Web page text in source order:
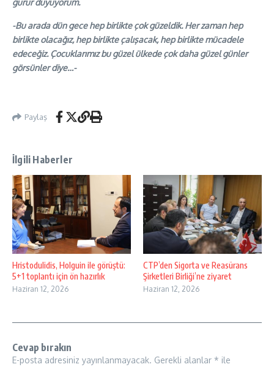
gurur duyuyorum.
-Bu arada dün gece hep birlikte çok güzeldik. Her zaman hep
birlikte olacağız, hep birlikte çalışacak, hep birlikte mücadele
edeceğiz. Çocuklarımız bu güzel ülkede çok daha güzel günler
görsünler diye…-
Paylaş
İlgili Haberler
Hristodulidis, Holguin ile görüştü:
5+1 toplantı için ön hazırlık
Haziran 12, 2026
CTP’den Sigorta ve Reasürans
Şirketleri Birliği’ne ziyaret
Haziran 12, 2026
Cevap bırakın
E-posta adresiniz yayınlanmayacak. Gerekli alanlar * ile